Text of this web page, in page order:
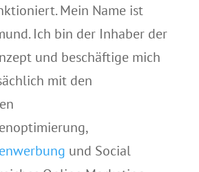
Mein Name ist
Ich bin der Inhaber der
und beschäftige mich
mit den
und Social